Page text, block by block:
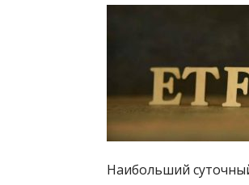
Наибольший